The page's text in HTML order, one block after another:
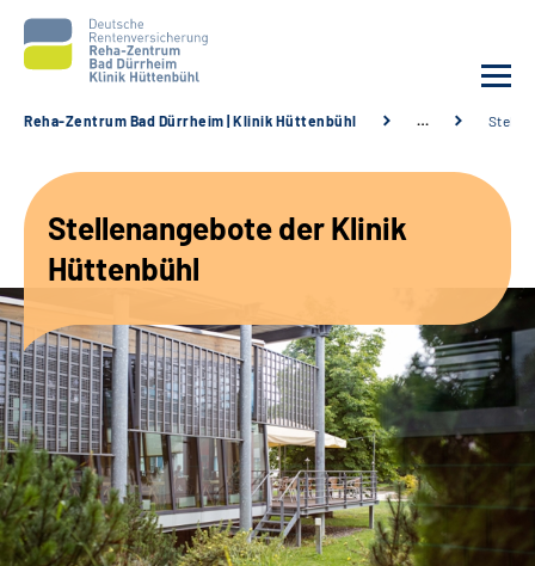
Unsere Angebote
Karriere
Sozialdienste & Zuweisende
Suche
Leichte Sprache
Reha-Zentrum Bad Dürrheim | Klinik Hüttenbühl …
Stellenangebote der Klinik
Hüttenbühl